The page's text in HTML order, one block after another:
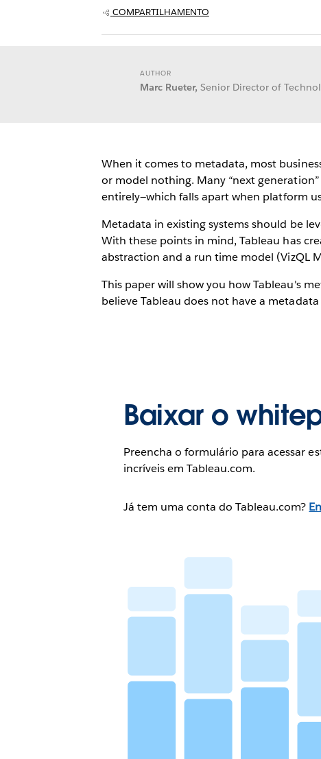
COMPARTILHAMENTO
AUTHOR
Marc Rueter, Senior Director of
When it comes to metadata, most
or model nothing. Many “next
entirely—which falls apart when platform
Metadata in existing systems should be
With these points in mind, Tableau has
abstraction and a run time model (VizQL
This paper will show you how Tableau's
believe Tableau does not have a
Baixar o
Preencha o formulário para acessar
incríveis em Tableau.com.
Já tem uma conta do Tableau.com?